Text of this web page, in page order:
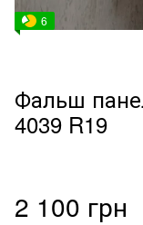
6
Фальш
4039 R19
2 100 грн